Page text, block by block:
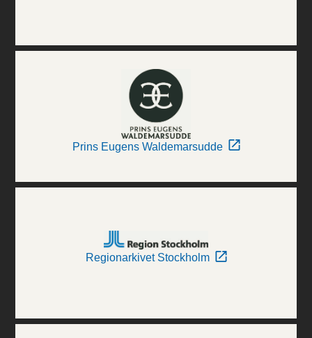
Prins Eugens Waldemarsudde
Regionarkivet Stockholm